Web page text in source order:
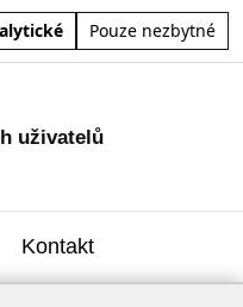
Pouze nezbytné
uživatelů
Kontakt